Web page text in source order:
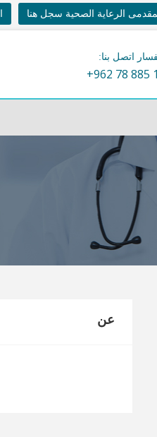
الرعاية الصحية سجل هنا
اتصل بنا:
+962 78 885
عن